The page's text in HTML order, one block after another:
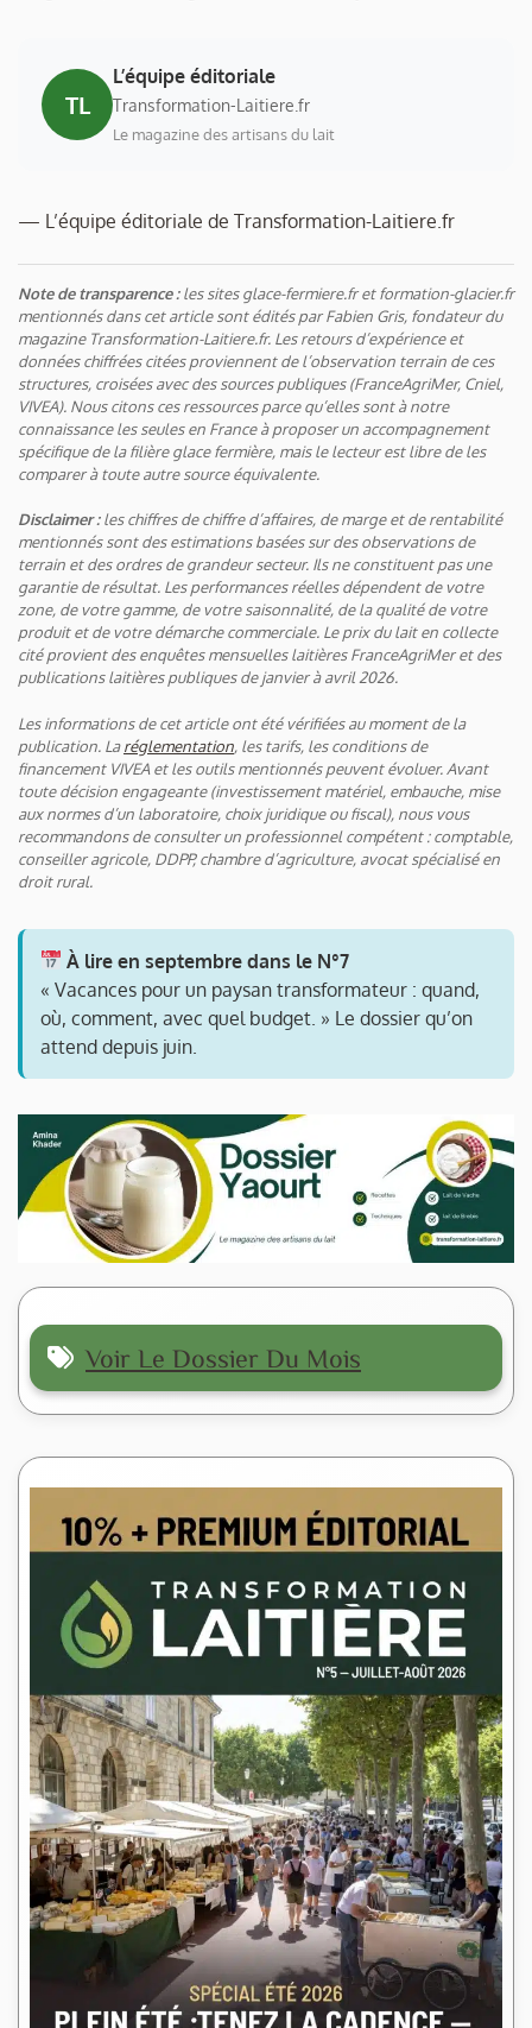
TL
L’équipe éditoriale
Transformation-Laitiere.fr
Le magazine des artisans du lait
— L’équipe éditoriale de Transformation-Laitiere.fr
Note de transparence :les sites glace-fermiere.fr et formation-glacier.fr
mentionnés dans cet article sont édités par Fabien Gris, fondateur du
magazine Transformation-Laitiere.fr. Les retours d’expérience et
données chiffrées citées proviennent de l’observation terrain de ces
structures, croisées avec des sources publiques (FranceAgriMer, Cniel,
VIVEA). Nous citons ces ressources parce qu’elles sont à notre
connaissance les seules en France à proposer un accompagnement
spécifique de la filière glace fermière, mais le lecteur est libre de les
comparer à toute autre source équivalente.
Disclaimer :les chiffres de chiffre d’affaires, de marge et de rentabilité
mentionnés sont des estimations basées sur des observations de
terrain et des ordres de grandeur secteur. Ils ne constituent pas une
garantie de résultat. Les performances réelles dépendent de votre
zone, de votre gamme, de votre saisonnalité, de la qualité de votre
produit et de votre démarche commerciale. Le prix du lait en collecte
cité provient des enquêtes mensuelles laitières FranceAgriMer et des
publications laitières publiques de janvier à avril 2026.
Les informations de cet article ont été vérifiées au moment de la
publication. Laréglementation, les tarifs, les conditions de
financement VIVEA et les outils mentionnés peuvent évoluer. Avant
toute décision engageante (investissement matériel, embauche, mise
aux normes d’un laboratoire, choix juridique ou fiscal), nous vous
recommandons de consulter un professionnel compétent : comptable,
conseiller agricole, DDPP, chambre d’agriculture, avocat spécialisé en
droit rural.
À lire en septembre dans le N°7
« Vacances pour un paysan transformateur : quand,
où, comment, avec quel budget. » Le dossier qu’on
attend depuis juin.
Voir Le Dossier Du Mois